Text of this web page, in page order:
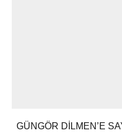
GÜNGÖR DİLMEN’E